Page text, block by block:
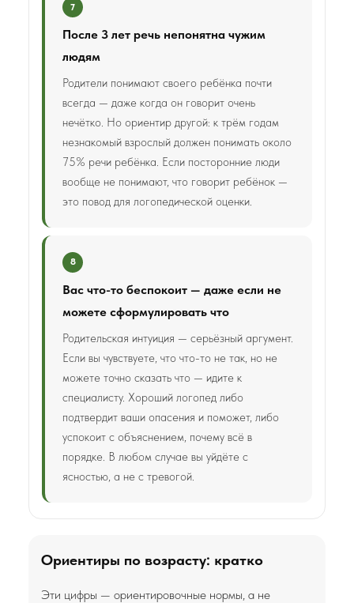
7
После 3 лет речь непонятна чужим
людям
Родители понимают своего ребёнка почти
всегда — даже когда он говорит очень
нечётко. Но ориентир другой: к трём годам
незнакомый взрослый должен понимать около
75% речи ребёнка. Если посторонние люди
вообще не понимают, что говорит ребёнок —
это повод для логопедической оценки.
8
Вас что-то беспокоит — даже если не
можете сформулировать что
Родительская интуиция — серьёзный аргумент.
Если вы чувствуете, что что-то не так, но не
можете точно сказать что — идите к
специалисту. Хороший логопед либо
подтвердит ваши опасения и поможет, либо
успокоит с объяснением, почему всё в
порядке. В любом случае вы уйдёте с
ясностью, а не с тревогой.
Ориентиры по возрасту: кратко
Эти цифры — ориентировочные нормы, а не